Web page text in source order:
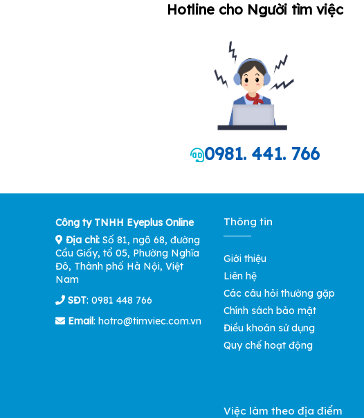
Hotline cho Người tìm việc
0981. 441. 766
Công ty TNHH Eyeplus Online
Địa chỉ: Số 81, ngõ 68, đường
Cầu Giấy, tổ 05, Phường Nghĩa
Đô, Thành phố Hà Nội, Việt
Nam
SĐT: 0981 448 766
Email: hotro@timviec.com.vn
Thông tin
Giới thiệu
Liên hệ
Các câu hỏi thường gặp
Chính sách bảo mật
Điều khoản sử dụng
Quy chế hoạt động
Việc làm theo địa điểm